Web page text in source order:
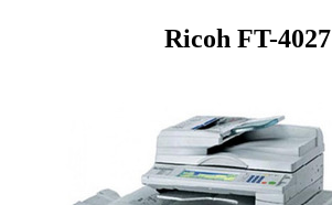
Ricoh FT-4027